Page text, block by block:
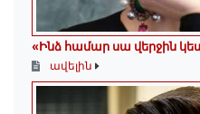
«Ինձ համար սա վերջին
ավելին